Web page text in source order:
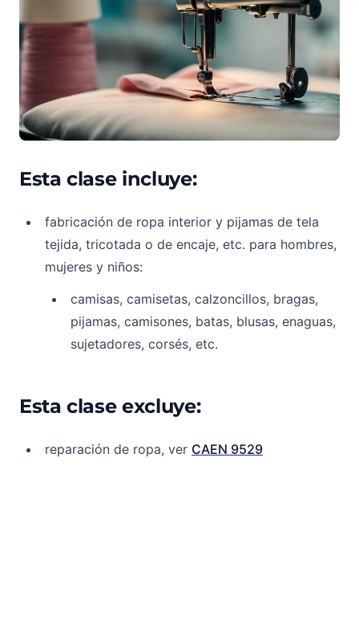
Esta clase incluye:
fabricación de ropa interior y pijamas de tela
tejida, tricotada o de encaje, etc. para hombres,
mujeres y niños:
camisas, camisetas, calzoncillos, bragas,
pijamas, camisones, batas, blusas, enaguas,
sujetadores, corsés, etc.
Esta clase excluye:
reparación de ropa, ver CAEN 9529